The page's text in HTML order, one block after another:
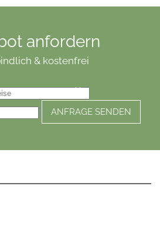
anfordern
& kostenfrei
ANFRAGE SENDEN